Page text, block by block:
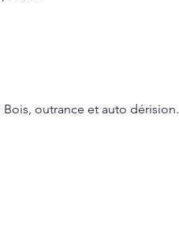
outrance et auto dérision.